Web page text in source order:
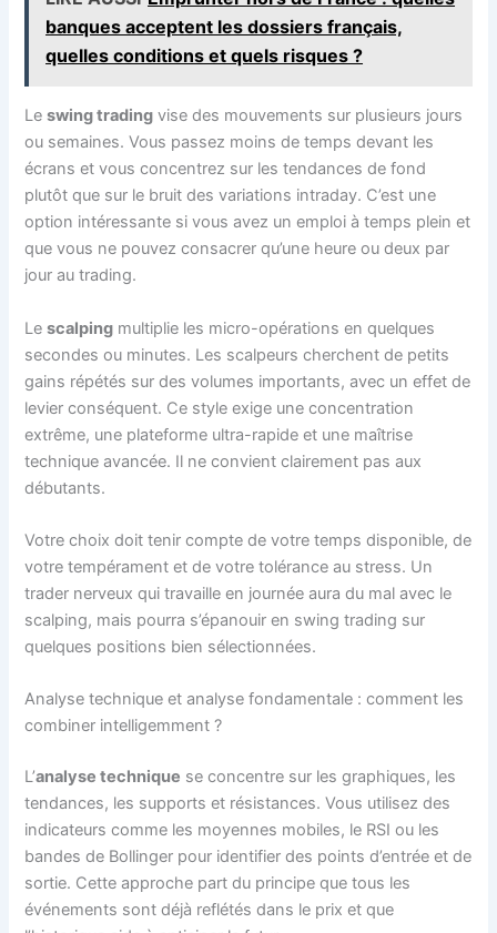
banques acceptent les dossiers français,
quelles conditions et quels risques ?
Leswing trading vise des mouvements sur plusieurs jours
ou semaines. Vous passez moins de temps devant les
écrans et vous concentrez sur les tendances de fond
plutôt que sur le bruit des variations intraday. C’est une
option intéressante si vous avez un emploi à temps plein et
que vous ne pouvez consacrer qu’une heure ou deux par
jour au trading.
Lescalping multiplie les micro-opérations en quelques
secondes ou minutes. Les scalpeurs cherchent de petits
gains répétés sur des volumes importants, avec un effet de
levier conséquent. Ce style exige une concentration
extrême, une plateforme ultra-rapide et une maîtrise
technique avancée. Il ne convient clairement pas aux
débutants.
Votre choix doit tenir compte de votre temps disponible, de
votre tempérament et de votre tolérance au stress. Un
trader nerveux qui travaille en journée aura du mal avec le
scalping, mais pourra s’épanouir en swing trading sur
quelques positions bien sélectionnées.
Analyse technique et analyse fondamentale : comment les
combiner intelligemment ?
L’analyse technique se concentre sur les graphiques, les
tendances, les supports et résistances. Vous utilisez des
indicateurs comme les moyennes mobiles, le RSI ou les
bandes de Bollinger pour identifier des points d’entrée et de
sortie. Cette approche part du principe que tous les
événements sont déjà reflétés dans le prix et que